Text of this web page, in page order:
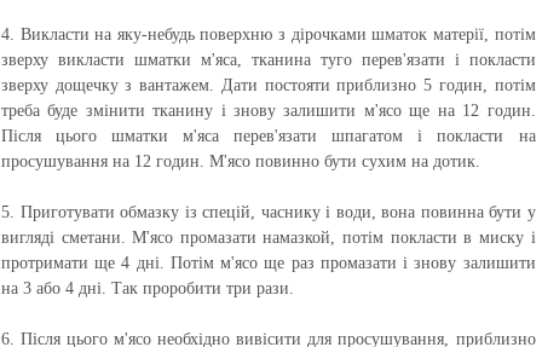
4. Викласти на яку-небудь поверхню з дірочками шматок матерії, потім
зверху викласти шматки м'яса, тканина туго перев'язати і покласти
зверху дощечку з вантажем. Дати постояти приблизно 5 годин, потім
треба буде змінити тканину і знову залишити м'ясо ще на 12 годин.
Після цього шматки м'яса перев'язати шпагатом і покласти на
просушування на 12 годин. М'ясо повинно бути сухим на дотик.
5. Приготувати обмазку із спецій, часнику і води, вона повинна бути у
вигляді сметани. М'ясо промазати намазкой, потім покласти в миску і
протримати ще 4 дні. Потім м'ясо ще раз промазати і знову залишити
на 3 або 4 дні. Так проробити три рази.
6. Після цього м'ясо необхідно вивісити для просушування, приблизно